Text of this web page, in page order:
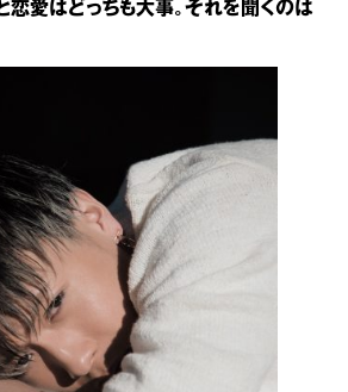
恋愛はどっちも大事。それを聞くのは